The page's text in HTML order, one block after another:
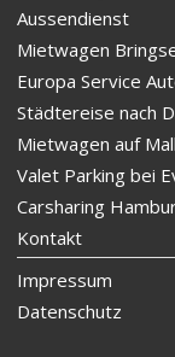
Aussendienst
Mietwagen
Europa Service
Städtereise nach
Mietwagen auf
Valet Parking bei
Carsharing
Kontakt
Impressum
Datenschutz